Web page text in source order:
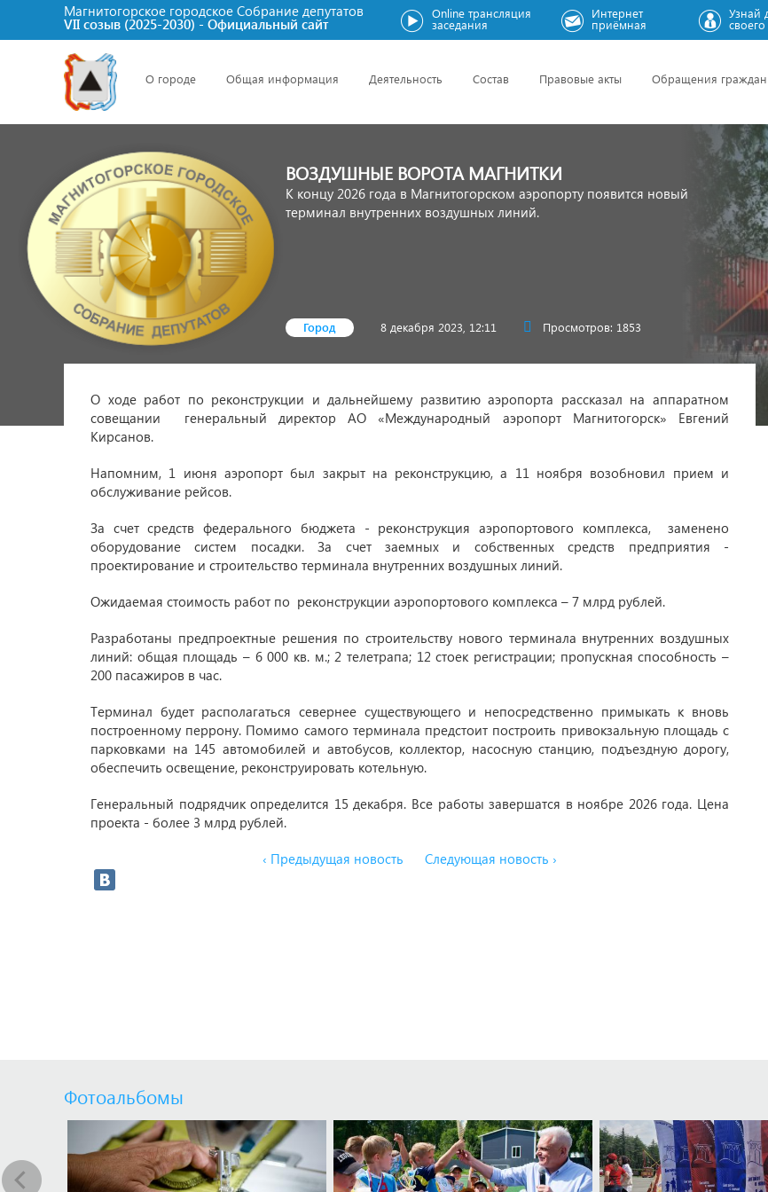
Магнитогорское городское Cобрание депутатов
VII созыв (2025-2030) - Официальный сайт
Online трансляция
заседания
Интернет
приёмная
Узнай
своего
О городе Общая информация Деятельность Состав Правовые акты Обращения граждан
ВОЗДУШНЫЕ ВОРОТА МАГНИТКИ
К концу 2026 года в Магнитогорском аэропорту появится новый
терминал внутренних воздушных линий.
Город 8 декабря 2023, 12:11 Просмотров: 1853
О ходе работ по реконструкции и дальнейшему развитию аэропорта рассказал на аппаратном
совещании генеральный директор АО «Международный аэропорт Магнитогорск» Евгений
Кирсанов.
Напомним, 1 июня аэропорт был закрыт на реконструкцию, а 11 ноября возобновил прием и
обслуживание рейсов.
За счет средств федерального бюджета - реконструкция аэропортового комплекса, заменено
оборудование систем посадки. За счет заемных и собственных средств предприятия -
проектирование и строительство терминала внутренних воздушных линий.
Ожидаемая стоимость работ по реконструкции аэропортового комплекса – 7 млрд рублей.
Разработаны предпроектные решения по строительству нового терминала внутренних воздушных
линий: общая площадь – 6 000 кв. м.; 2 телетрапа; 12 стоек регистрации; пропускная способность –
200 пасажиров в час.
Терминал будет располагаться севернее существующего и непосредственно примыкать к вновь
построенному перрону. Помимо самого терминала предстоит построить привокзальную площадь с
парковками на 145 автомобилей и автобусов, коллектор, насосную станцию, подъездную дорогу,
обеспечить освещение, реконструировать котельную.
Генеральный подрядчик определится 15 декабря. Все работы завершатся в ноябре 2026 года. Цена
проекта - более 3 млрд рублей.
‹ Предыдущая новость Следующая новость ›
Фотоальбомы